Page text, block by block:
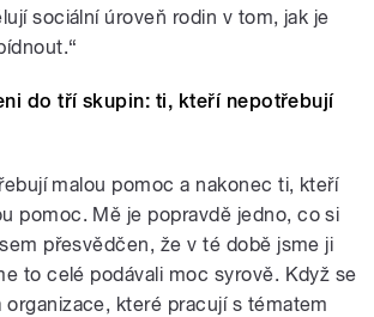
sociální úroveň rodin v tom, jak je
do tří skupin: ti, kteří nepotřebují
malou pomoc a nakonec ti, kteří
pomoc. Mě je popravdě jedno, co si
přesvědčen, že v té době jsme ji
to celé podávali moc syrově. Když se
organizace, které pracují s tématem